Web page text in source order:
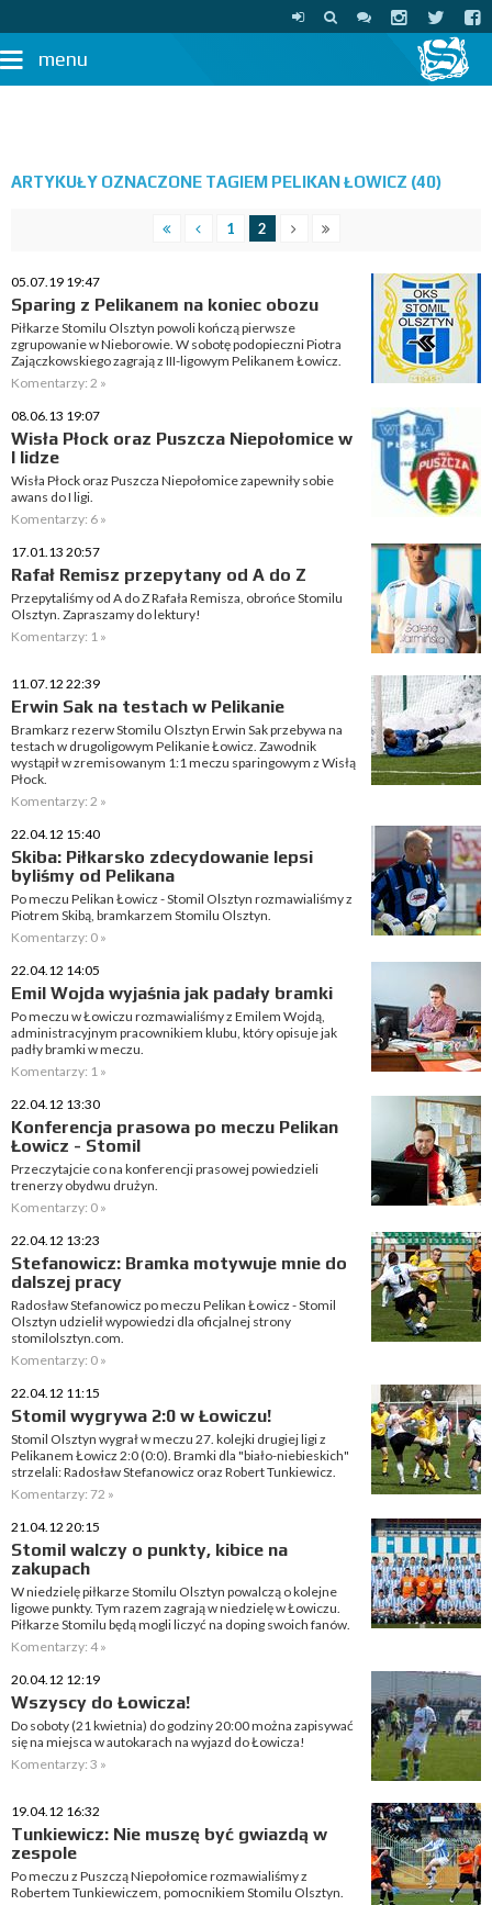
menu
ARTYKUŁY OZNACZONE TAGIEM PELIKAN ŁOWICZ (40)
1 2
05.07.19 19:47
Sparing z Pelikanem na koniec obozu
Piłkarze Stomilu Olsztyn powoli kończą pierwsze
zgrupowanie w Nieborowie. W sobotę podopieczni Piotra
Zajączkowskiego zagrają z III-ligowym Pelikanem Łowicz.
Komentarzy: 2 »
08.06.13 19:07
Wisła Płock oraz Puszcza Niepołomice w
I lidze
Wisła Płock oraz Puszcza Niepołomice zapewniły sobie
awans do I ligi.
Komentarzy: 6 »
17.01.13 20:57
Rafał Remisz przepytany od A do Z
Przepytaliśmy od A do Z Rafała Remisza, obrońce Stomilu
Olsztyn. Zapraszamy do lektury!
Komentarzy: 1 »
11.07.12 22:39
Erwin Sak na testach w Pelikanie
Bramkarz rezerw Stomilu Olsztyn Erwin Sak przebywa na
testach w drugoligowym Pelikanie Łowicz. Zawodnik
wystąpił w zremisowanym 1:1 meczu sparingowym z Wisłą
Płock.
Komentarzy: 2 »
22.04.12 15:40
Skiba: Piłkarsko zdecydowanie lepsi
byliśmy od Pelikana
Po meczu Pelikan Łowicz - Stomil Olsztyn rozmawialiśmy z
Piotrem Skibą, bramkarzem Stomilu Olsztyn.
Komentarzy: 0 »
22.04.12 14:05
Emil Wojda wyjaśnia jak padały bramki
Po meczu w Łowiczu rozmawialiśmy z Emilem Wojdą,
administracyjnym pracownikiem klubu, który opisuje jak
padły bramki w meczu.
Komentarzy: 1 »
22.04.12 13:30
Konferencja prasowa po meczu Pelikan
Łowicz - Stomil
Przeczytajcie co na konferencji prasowej powiedzieli
trenerzy obydwu drużyn.
Komentarzy: 0 »
22.04.12 13:23
Stefanowicz: Bramka motywuje mnie do
dalszej pracy
Radosław Stefanowicz po meczu Pelikan Łowicz - Stomil
Olsztyn udzielił wypowiedzi dla oficjalnej strony
stomilolsztyn.com.
Komentarzy: 0 »
22.04.12 11:15
Stomil wygrywa 2:0 w Łowiczu!
Stomil Olsztyn wygrał w meczu 27. kolejki drugiej ligi z
Pelikanem Łowicz 2:0 (0:0). Bramki dla "biało-niebieskich"
strzelali: Radosław Stefanowicz oraz Robert Tunkiewicz.
Komentarzy: 72 »
21.04.12 20:15
Stomil walczy o punkty, kibice na
zakupach
W niedzielę piłkarze Stomilu Olsztyn powalczą o kolejne
ligowe punkty. Tym razem zagrają w niedzielę w Łowiczu.
Piłkarze Stomilu będą mogli liczyć na doping swoich fanów.
Komentarzy: 4 »
20.04.12 12:19
Wszyscy do Łowicza!
Do soboty (21 kwietnia) do godziny 20:00 można zapisywać
się na miejsca w autokarach na wyjazd do Łowicza!
Komentarzy: 3 »
19.04.12 16:32
Tunkiewicz: Nie muszę być gwiazdą w
zespole
Po meczu z Puszczą Niepołomice rozmawialiśmy z
Robertem Tunkiewiczem, pomocnikiem Stomilu Olsztyn.